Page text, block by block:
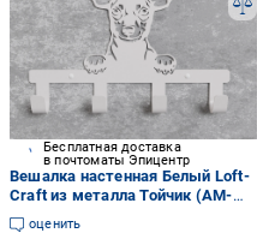
Бесплатная доставка
в почтоматы Эпицентр
Вешалка настенная Белый Loft-
Craft из металла Тойчик (AM-
004-wh)
оценить